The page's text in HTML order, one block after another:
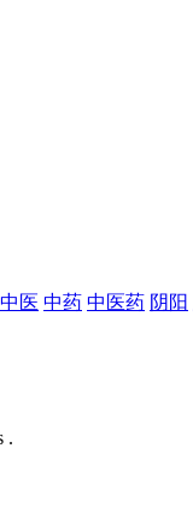
中医 中药 中医药 阴阳
.